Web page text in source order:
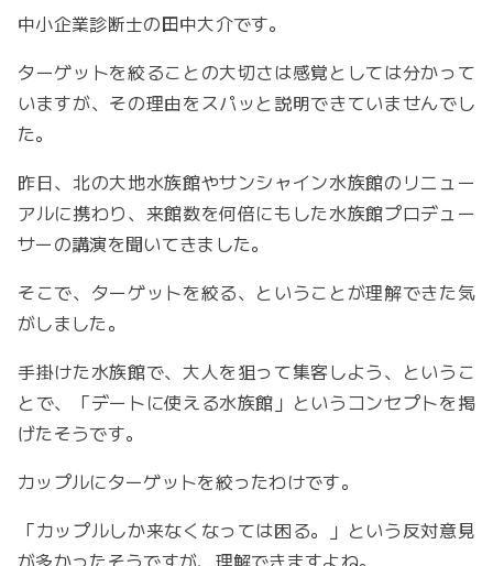
中小企業診断士の田中大介です。
ターゲットを絞ることの大切さは感覚としては分かって
いますが、その理由をスパッと説明できていませんでし
た。
昨日、北の大地水族館やサンシャイン水族館のリニュー
アルに携わり、来館数を何倍にもした水族館プロデュー
サーの講演を聞いてきました。
そこで、ターゲットを絞る、ということが理解できた気
がしました。
手掛けた水族館で、大人を狙って集客しよう、というこ
とで、「デートに使える水族館」というコンセプトを掲
げたそうです。
カップルにターゲットを絞ったわけです。
「カップルしか来なくなっては困る。」という反対意見
が多かったそうですが、理解できますよね。